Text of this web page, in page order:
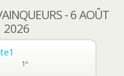
- 6 AOÛT
2026
1º